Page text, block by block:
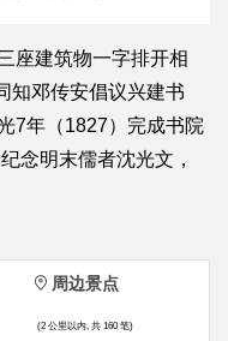
座建筑物一字排开相
知邓传安倡议兴建书
7年（1827）完成书院
念明末儒者沈光文，
周边景点
(2 公里以内, 共 160 笔)